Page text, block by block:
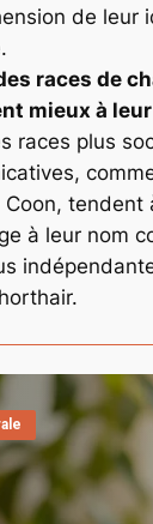
de leur
races de
mieux à
races plus
Coon, tendent
à leur nom